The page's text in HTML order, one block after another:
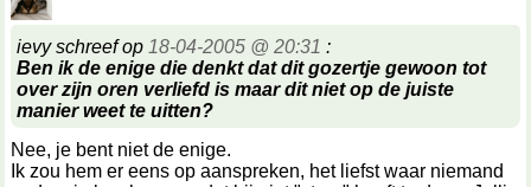
ievy schreef op 18-04-2005 @ 20:31 :
Ben ik de enige die denkt dat dit gozertje gewoon tot
over zijn oren verliefd is maar dit niet op de juiste
manier weet te uitten?
Nee, je bent niet de enige.
Ik zou hem er eens op aanspreken, het liefst waar niemand